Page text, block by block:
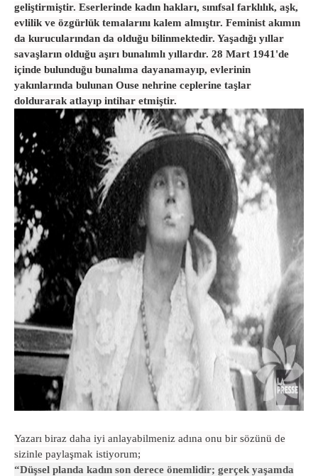
geliştirmiştir. Eserlerinde kadın hakları, sınıfsal farklılık, aşk,
evlilik ve özgürlük temalarını kalem almıştır. Feminist akımın
da kurucularından da olduğu bilinmektedir. Yaşadığı yıllar
savaşların olduğu aşırı bunalımlı yıllardır. 28 Mart 1941'de
içinde bulunduğu bunalıma dayanamayıp, evlerinin
yakınlarında bulunan Ouse nehrine ceplerine taşlar
doldurarak atlayıp intihar etmiştir.
Yazarı biraz daha iyi anlayabilmeniz adına onu bir sözünü de
sizinle paylaşmak istiyorum;
“Düşsel planda kadın son derece önemlidir; gerçek yaşamda